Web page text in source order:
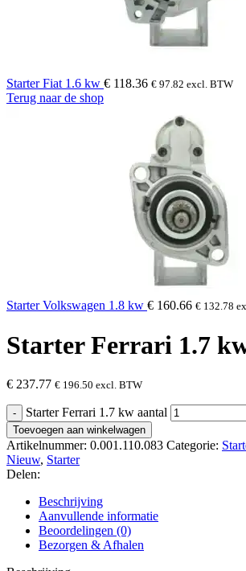
Starter Fiat 1.6 kw € 118.36 € 97.82 excl. BTW
Terug naar de shop
Starter Volkswagen 1.8 kw € 160.66 € 132.78
Starter Ferrari 1.7
€ 237.77 € 196.50 excl. BTW
Starter Ferrari 1.7 kw aantal
Toevoegen aan winkelwagen
Artikelnummer: 0.001.110.083 Categorie:
Nieuw, Starter
Delen:
Beschrijving
Aanvullende informatie
Beoordelingen (0)
Bezorgen & Afhalen